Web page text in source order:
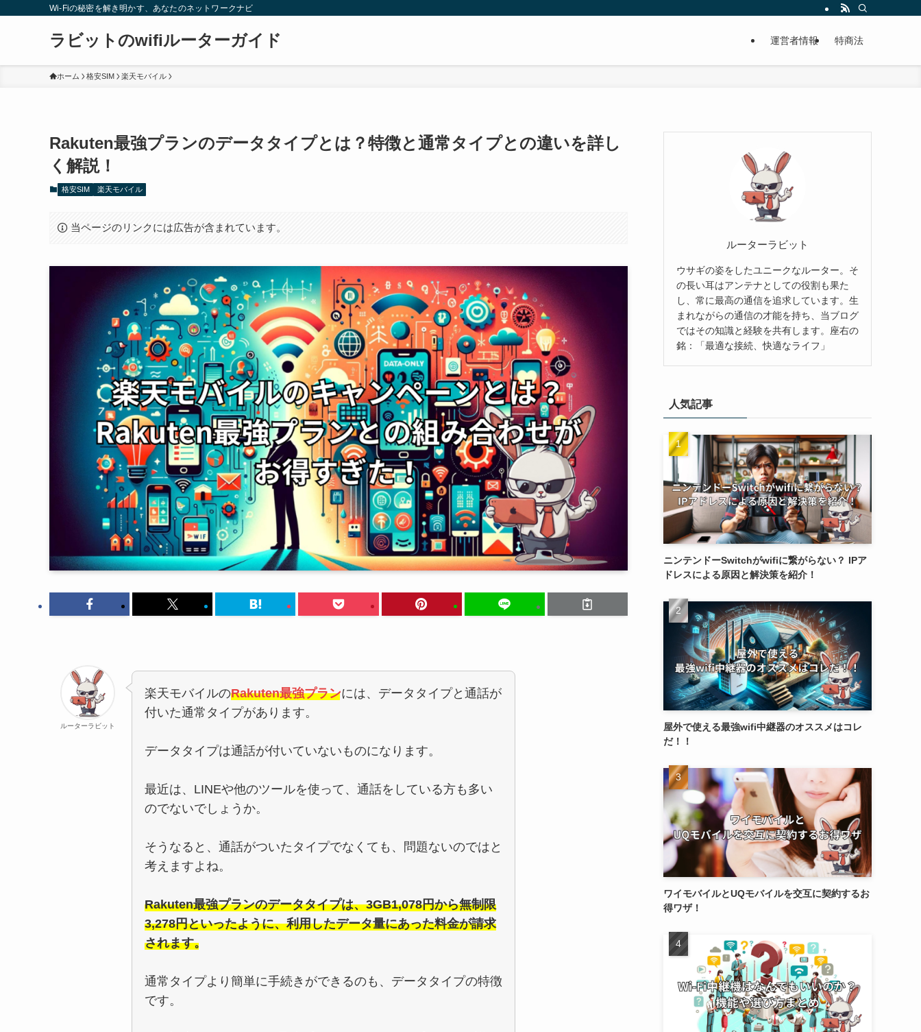
Wi-Fiの秘密を解き明かす、あなたのネットワークナビ
ラビットのwifiルーターガイド 運営者情報 特商法
ホーム 格安SIM 楽天モバイル
Rakuten最強プランのデータタイプとは？特徴と通常タイプとの違いを詳し
く解説！
格安SIM 楽天モバイル
当ページのリンクには広告が含まれています。
ルーターラビット
楽天モバイルのRakuten最強プランには、データタイプと通話が
付いた通常タイプがあります。
データタイプは通話が付いていないものになります。
最近は、LINEや他のツールを使って、通話をしている方も多い
のでないでしょうか。
そうなると、通話がついたタイプでなくても、問題ないのではと
考えますよね。
Rakuten最強プランのデータタイプは、3GB1,078円から無制限
3,278円といったように、利用したデータ量にあった料金が請求
されます。
通常タイプより簡単に手続きができるのも、データタイプの特徴
です。
ルーターラビット
ウサギの姿をしたユニークなルーター。そ
の長い耳はアンテナとしての役割も果た
し、常に最高の通信を追求しています。生
まれながらの通信の才能を持ち、当ブログ
ではその知識と経験を共有します。座右の
銘：「最適な接続、快適なライフ」
人気記事
ニンテンドーSwitchがwifiに繋がらない？ IPア
ドレスによる原因と解決策を紹介！
屋外で使える最強wifi中継器のオススメはコレ
だ！！
ワイモバイルとUQモバイルを交互に契約するお
得ワザ！